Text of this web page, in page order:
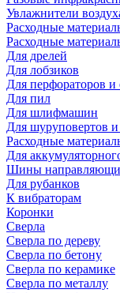
Увлажнители
Расходные
Расходные
Для дрелей
Для лобзиков
Для перфораторов
Для пил
Для шлифмашин
Для шуруповертов и
Расходные
Для
Шины
Для рубанков
К вибраторам
Коронки
Сверла
Сверла по дереву
Сверла по бетону
Сверла по керамике
Сверла по металлу